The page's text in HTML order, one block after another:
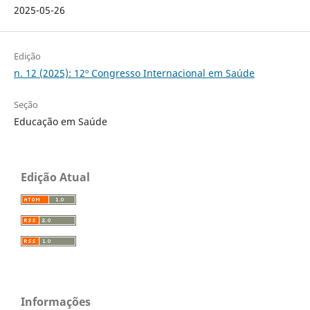
2025-05-26
Edição
n. 12 (2025): 12º Congresso Internacional em Saúde
Seção
Educação em Saúde
Edição Atual
Informações